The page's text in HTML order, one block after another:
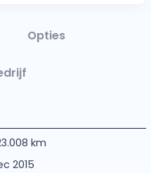
Opties
km
2015